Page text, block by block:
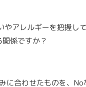
やアレルギーを把握し
係ですか？
に合わせたものを、